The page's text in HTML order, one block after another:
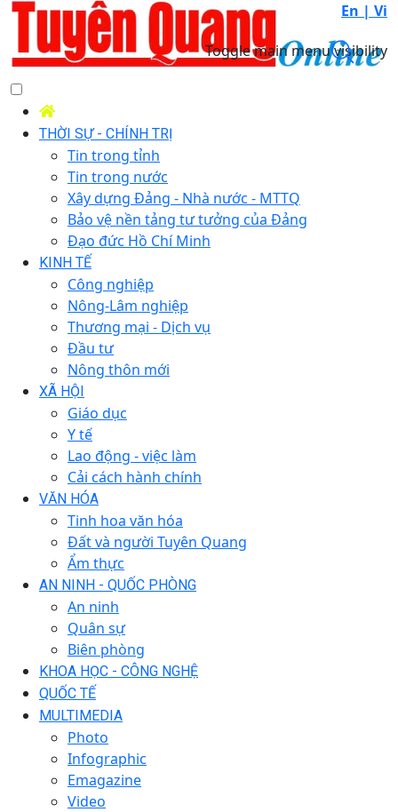
En | Vi
Toggle main menu visibility
THỜI SỰ - CHÍNH TRỊ
Tin trong tỉnh
Tin trong nước
Xây dựng Đảng - Nhà nước - MTTQ
Bảo vệ nền tảng tư tưởng của Đảng
Đạo đức Hồ Chí Minh
KINH TẾ
Công nghiệp
Nông-Lâm nghiệp
Thương mại - Dịch vụ
Đầu tư
Nông thôn mới
XÃ HỘI
Giáo dục
Y tế
Lao động - việc làm
Cải cách hành chính
VĂN HÓA
Tinh hoa văn hóa
Đất và người Tuyên Quang
Ẩm thực
AN NINH - QUỐC PHÒNG
An ninh
Quân sự
Biên phòng
KHOA HỌC - CÔNG NGHỆ
QUỐC TẾ
MULTIMEDIA
Photo
Infographic
Emagazine
Video